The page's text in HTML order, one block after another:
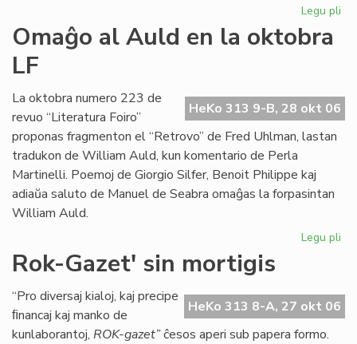
Legu pli
Omaĝo al Auld en la oktobra
LF
HeKo 313 9-B, 28 okt 06
La oktobra numero 223 de
revuo “Literatura Foiro”
proponas fragmenton el “Retrovo” de Fred Uhlman, lastan
tradukon de William Auld, kun komentario de Perla
Martinelli. Poemoj de Giorgio Silfer, Benoit Philippe kaj
adiaŭa saluto de Manuel de Seabra omaĝas la forpasintan
William Auld.
Legu pli
la
Rok-Gazet' sin mortigis
HeKo 313 8-A, 27 okt 06
“Pro diversaj kialoj, kaj precipe
ﬁnancaj kaj manko de
kunlaborantoj, ROK-gazet”ĉesos aperi sub papera formo.